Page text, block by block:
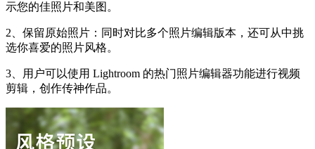
示您的佳照片和美图。
2、保留原始照片：同时对比多个照片编辑版本，还可从中挑
选你喜爱的照片风格。
3、用户可以使用 Lightroom 的热门照片编辑器功能进行视频
剪辑，创作传神作品。